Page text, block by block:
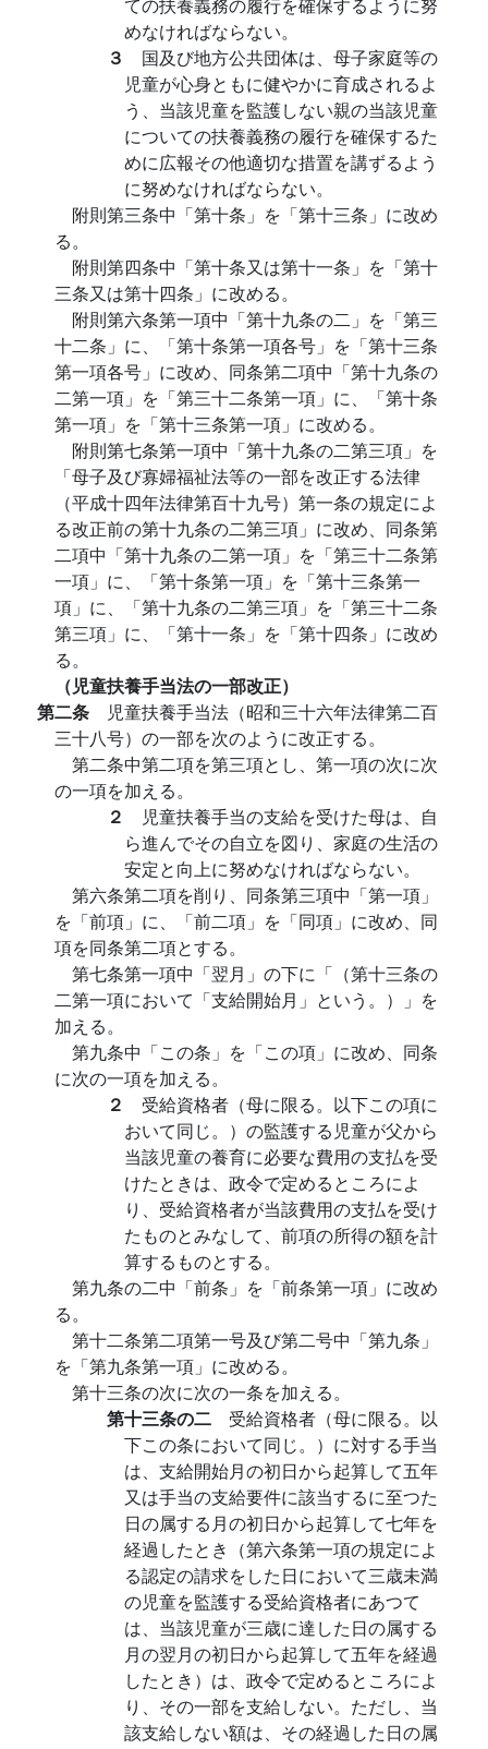
めなければならない。
３ 国及び地方公共団体は、母子家庭等の
児童が心身ともに健やかに育成されるよ
う、当該児童を監護しない親の当該児童
についての扶養義務の履行を確保するた
めに広報その他適切な措置を講ずるよう
に努めなければならない。
附則第三条中「第十条」を「第十三条」に改め
る。
附則第四条中「第十条又は第十一条」を「第十
三条又は第十四条」に改める。
附則第六条第一項中「第十九条の二」を「第三
十二条」に、「第十条第一項各号」を「第十三条
第一項各号」に改め、同条第二項中「第十九条の
二第一項」を「第三十二条第一項」に、「第十条
第一項」を「第十三条第一項」に改める。
附則第七条第一項中「第十九条の二第三項」を
「母子及び寡婦福祉法等の一部を改正する法律
（平成十四年法律第百十九号）第一条の規定によ
る改正前の第十九条の二第三項」に改め、同条第
二項中「第十九条の二第一項」を「第三十二条第
一項」に、「第十条第一項」を「第十三条第一
項」に、「第十九条の二第三項」を「第三十二条
第三項」に、「第十一条」を「第十四条」に改め
る。
（児童扶養手当法の一部改正）
第二条
児童扶養手当法（昭和三十六年法律第二百
三十八号）の一部を次のように改正する。
第二条中第二項を第三項とし、第一項の次に次
の一項を加える。
２
児童扶養手当の支給を受けた母は、自
ら進んでその自立を図り、家庭の生活の
安定と向上に努めなければならない。
第六条第二項を削り、同条第三項中「第一項」
を「前項」に、「前二項」を「同項」に改め、同
項を同条第二項とする。
第七条第一項中「翌月」の下に「（第十三条の
二第一項において「支給開始月」という。）」を
加える。
第九条中「この条」を「この項」に改め、同条
に次の一項を加える。
２ 受給資格者（母に限る。以下この項に
おいて同じ。）の監護する児童が父から
当該児童の養育に必要な費用の支払を受
けたときは、政令で定めるところによ
り、受給資格者が当該費用の支払を受け
たものとみなして、前項の所得の額を計
算するものとする。
第九条の二中「前条」を「前条第一項」に改め
る。
第十二条第二項第一号及び第二号中「第九条」
を「第九条第一項」に改める。
第十三条の次に次の一条を加える。
第十三条の二 受給資格者（母に限る。以
下この条において同じ。）に対する手当
は、支給開始月の初日から起算して五年
又は手当の支給要件に該当するに至つた
日の属する月の初日から起算して七年を
経過したとき（第六条第一項の規定によ
る認定の請求をした日において三歳未満
の児童を監護する受給資格者にあつて
は、当該児童が三歳に達した日の属する
月の翌月の初日から起算して五年を経過
したとき）は、政令で定めるところによ
り、その一部を支給しない。ただし、当
該支給しない額は、その経過した日の属